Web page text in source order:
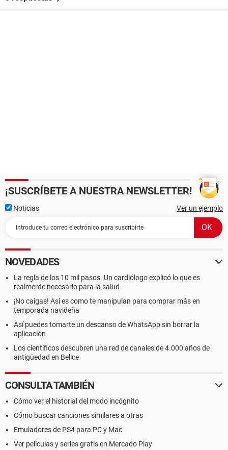
¡SUSCRÍBETE A NUESTRA NEWSLETTER!
Noticias Ver un ejemplo
NOVEDADES
La regla de los 10 mil pasos. Un cardiólogo explicó lo que es
realmente necesario para la salud
¡No caigas! Así es como te manipulan para comprar más en
temporada navideña
Así puedes tomarte un descanso de WhatsApp sin borrar la
aplicación
Los científicos descubren una red de canales de 4.000 años de
antigüedad en Belice
CONSULTA TAMBIÉN
Cómo ver el historial del modo incógnito
Cómo buscar canciones similares a otras
Emuladores de PS4 para PC y Mac
Ver películas y series gratis en Mercado Play